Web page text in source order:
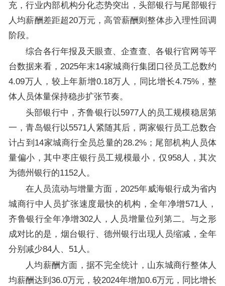
充，行业内部机构分化态势突出，头部银行与尾部银行
人均薪酬差距超20万元，高管薪酬则整体步入理性回调
阶段。
综合各行年报及天眼查、企查查、各银行官网等平
台数据来看，2025年末14家城商行集团口径员工总数约
4.09万人，较上年新增0.18万人，同比增长4.75%，整
体人员体量保持稳步扩张节奏。
头部银行中，齐鲁银行以5977人的员工规模稳居第
一，青岛银行以5571人紧随其后，两家银行员工总数合
计占到14家城商行全员总量的28.2%；尾部机构人员体
量偏小，其中枣庄银行员工规模最小，仅958人，其次
为德州银行的1152人。
在人员流动与增量方面，2025年威海银行成为省内
城商行中人员扩张速度最快的机构，全年净增571人，
齐鲁银行全年净增302人，人员增量位列第二。与之形
成对比的是，烟台银行、德州银行出现人员缩减，全年
分别减少84人、51人。
人均薪酬方面，据不完全统计，山东城商行整体人
均薪酬达到36.0万元，较2024年增加0.6万元，同比增长